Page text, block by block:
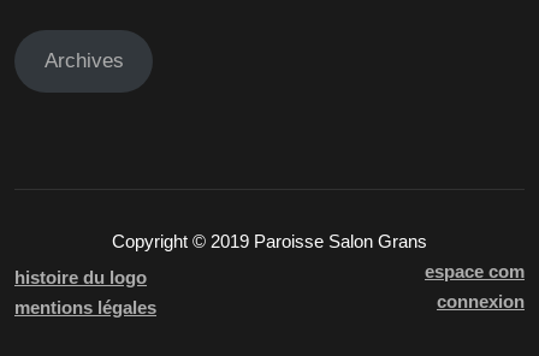
Archives
Copyright © 2019 Paroisse Salon Grans
espace com
connexion
histoire du logo
mentions légales